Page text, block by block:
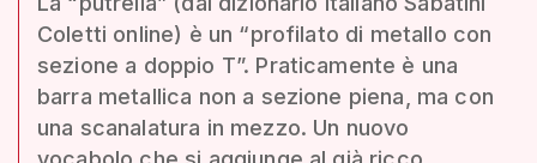
Coletti online) è un “profilato di metallo con
sezione a doppio T”. Praticamente è una
barra metallica non a sezione piena, ma con
una scanalatura in mezzo. Un nuovo